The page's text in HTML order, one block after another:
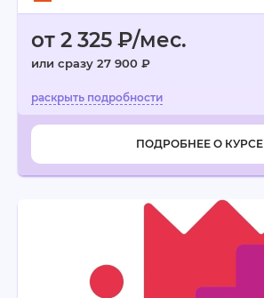
от 2 325 ₽/мес.
или сразу 27 900 ₽
ПОДРОБНЕЕ О КУРСЕ